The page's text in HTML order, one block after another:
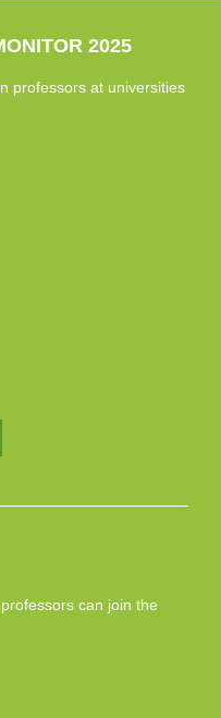
2025
professors at universities
can join the